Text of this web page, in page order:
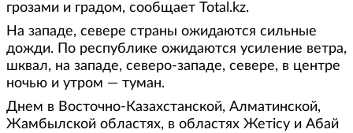
грозами и градом, сообщает Total.kz.
На западе, севере страны ожидаются сильные
дожди. По республике ожидаются усиление ветра,
шквал, на западе, северо-западе, севере, в центре
ночью и утром — туман.
Днем в Восточно-Казахстанской, Алматинской,
Жамбылской областях, в областях Жетісу и Абай